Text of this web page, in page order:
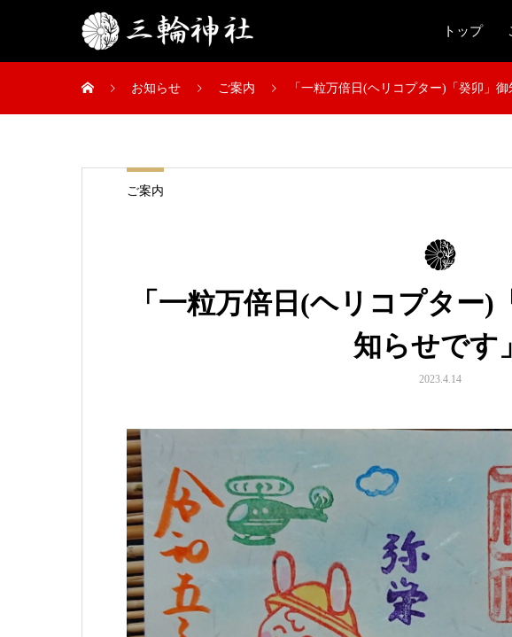
トップ
お知らせ ご案内 「一粒万倍日(ヘリコプター)「癸卯」御
ご案内
「一粒万倍日(ヘリコプター)
知らせです」
2023.4.14